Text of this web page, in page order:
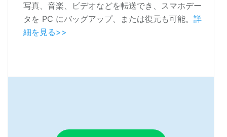
写真、音楽、ビデオなどを転送でき、スマホデー
タを PC にバッグアップ、または復元も可能。 詳
細を見る>>